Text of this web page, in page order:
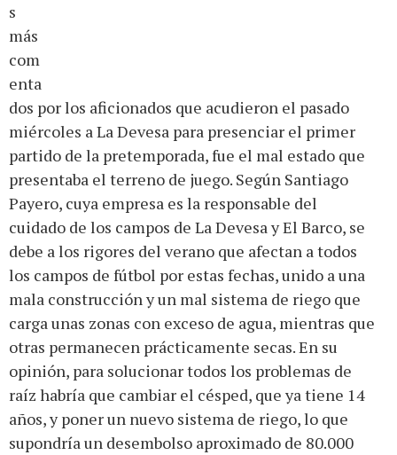
s
más
com
enta
dos por los aficionados que acudieron el pasado
miércoles a La Devesa para presenciar el primer
partido de la pretemporada, fue el mal estado que
presentaba el terreno de juego. Según Santiago
Payero, cuya empresa es la responsable del
cuidado de los campos de La Devesa y El Barco, se
debe a los rigores del verano que afectan a todos
los campos de fútbol por estas fechas, unido a una
mala construcción y un mal sistema de riego que
carga unas zonas con exceso de agua, mientras que
otras permanecen prácticamente secas. En su
opinión, para solucionar todos los problemas de
raíz habría que cambiar el césped, que ya tiene 14
años, y poner un nuevo sistema de riego, lo que
supondría un desembolso aproximado de 80.000